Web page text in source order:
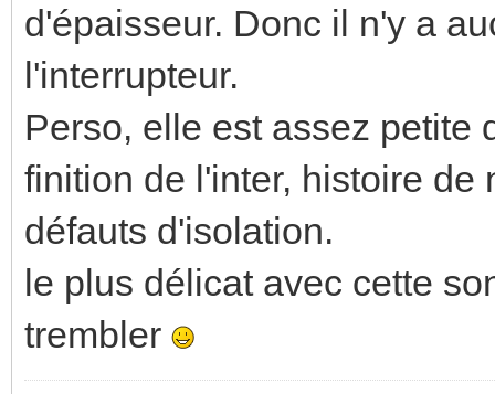
d'épaisseur. Donc il n'y a
l'interrupteur.
Perso, elle est assez petite
finition de l'inter, histoire de
défauts d'isolation.
le plus délicat avec cette
trembler